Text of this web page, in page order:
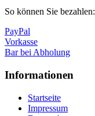
So können Sie bezahlen:
PayPal
Vorkasse
Bar bei Abholung
Informationen
Startseite
Impressum